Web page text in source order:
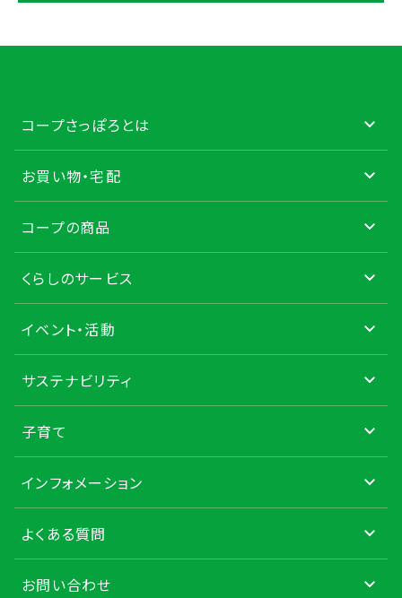
コープさっぽろとは
お買い物・宅配
コープの商品
くらしのサービス
イベント・活動
サステナビリティ
子育て
インフォメーション
よくある質問
お問い合わせ